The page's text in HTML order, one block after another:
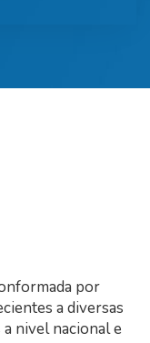
por
a diversas
nivel nacional e